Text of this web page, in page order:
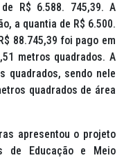
R$ 6.588. 745,39. A
a quantia de R$ 6.500.
88.745,39 foi pago em
metros quadrados. A
quadrados, sendo nele
quadrados de área
apresentou o projeto
de Educação e Meio